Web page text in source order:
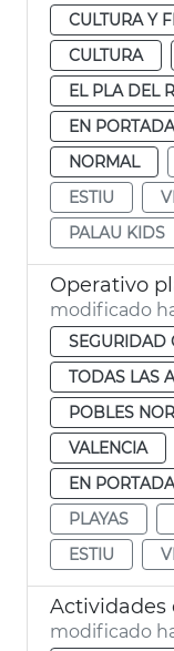
CULTURA Y
CULTURA
EL PLA DEL
EN PORTADA
NORMAL
ESTIU
PALAU KIDS
Operativo
modificado
SEGURIDAD
TODAS LAS
POBLES
VALENCIA
EN
PLAYAS
ESTIU
modificado